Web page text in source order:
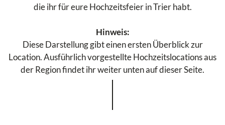
die ihr für eure Hochzeitsfeier in Trier habt.
Hinweis:
Diese Darstellung gibt einen ersten Überblick zur
Location. Ausführlich vorgestellte Hochzeitslocations aus
der Region findet ihr weiter unten auf dieser Seite.